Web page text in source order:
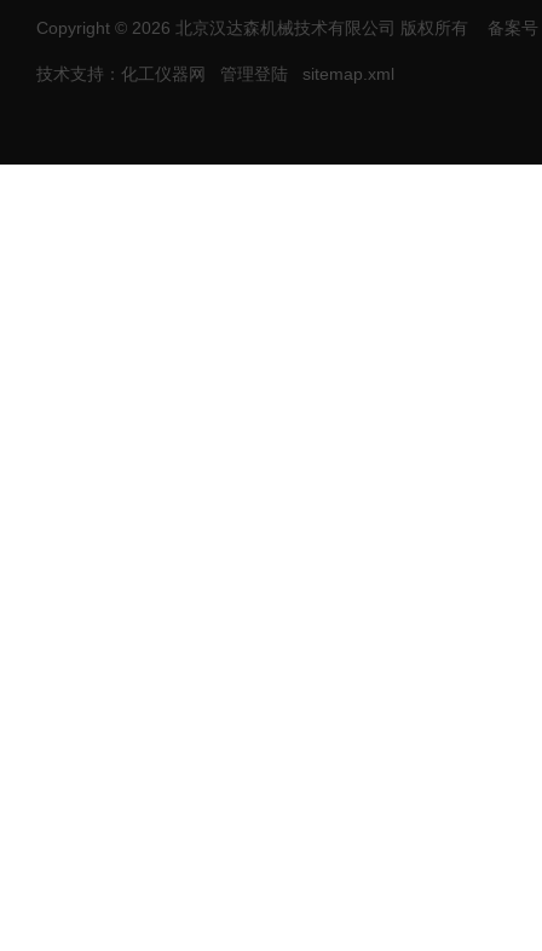
Copyright © 2026 北京汉达森机械技术有限公司 版权所有 备案
技术支持：化工仪器网 管理登陆 sitemap.xml